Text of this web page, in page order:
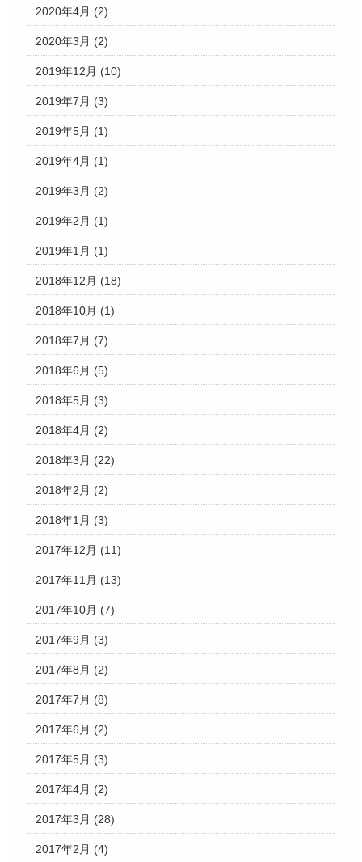
2020年4月 (2)
2020年3月 (2)
2019年12月 (10)
2019年7月 (3)
2019年5月 (1)
2019年4月 (1)
2019年3月 (2)
2019年2月 (1)
2019年1月 (1)
2018年12月 (18)
2018年10月 (1)
2018年7月 (7)
2018年6月 (5)
2018年5月 (3)
2018年4月 (2)
2018年3月 (22)
2018年2月 (2)
2018年1月 (3)
2017年12月 (11)
2017年11月 (13)
2017年10月 (7)
2017年9月 (3)
2017年8月 (2)
2017年7月 (8)
2017年6月 (2)
2017年5月 (3)
2017年4月 (2)
2017年3月 (28)
2017年2月 (4)